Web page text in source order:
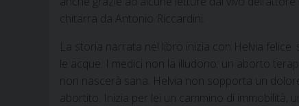
chitarra da Antonio Riccardini.
La storia narrata nel libro inizia con Helvia
le acque. I medici non la illudono: un aborto
non nascerà sana. Helvia non sopporta un
abortito. Inizia per lei un cammino di immobilità,